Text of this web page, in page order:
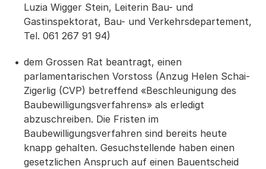
Luzia Wigger Stein, Leiterin Bau- und
Gastinspektorat, Bau- und Verkehrsdepartement,
Tel. 061 267 91 94)
dem Grossen Rat beantragt, einen
parlamentarischen Vorstoss (Anzug Helen Schai-
Zigerlig (CVP) betreffend «Beschleunigung des
Baubewilligungsverfahrens» als erledigt
abzuschreiben. Die Fristen im
Baubewilligungsverfahren sind bereits heute
knapp gehalten. Gesuchstellende haben einen
gesetzlichen Anspruch auf einen Bauentscheid